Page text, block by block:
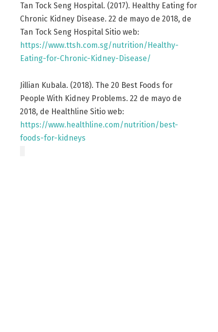
Tan Tock Seng Hospital. (2017). Healthy Eating for
Chronic Kidney Disease. 22 de mayo de 2018, de
Tan Tock Seng Hospital Sitio web:
https://www.ttsh.com.sg/nutrition/Healthy-
Eating-for-Chronic-Kidney-Disease/
Jillian Kubala. (2018). The 20 Best Foods for
People With Kidney Problems. 22 de mayo de
2018, de Healthline Sitio web:
https://www.healthline.com/nutrition/best-
foods-for-kidneys